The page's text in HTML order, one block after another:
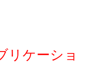
リケーショ